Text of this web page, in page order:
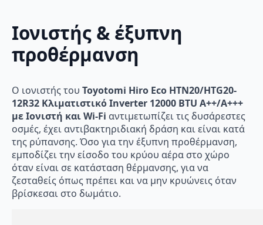
Ιονιστής & έξυπνη
προθέρμανση
Ο ιονιστής του Toyotomi Hiro Eco HTN20/HTG20-
12R32 Κλιματιστικό Inverter 12000 BTU A++/A+++
με Ιονιστή και Wi-Fi αντιμετωπίζει τις δυσάρεστες
οσμές, έχει αντιβακτηριδιακή δράση και είναι κατά
της ρύπανσης. Όσο για την έξυπνη προθέρμανση,
εμποδίζει την είσοδο του κρύου αέρα στο χώρο
όταν είναι σε κατάσταση θέρμανσης, για να
ζεσταθείς όπως πρέπει και να μην κρυώνεις όταν
βρίσκεσαι στο δωμάτιο.